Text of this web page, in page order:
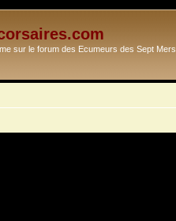
sur le forum des Ecumeurs des Sept Mers